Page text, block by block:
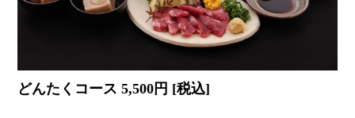
どんたくコース 5,500円 [税込]